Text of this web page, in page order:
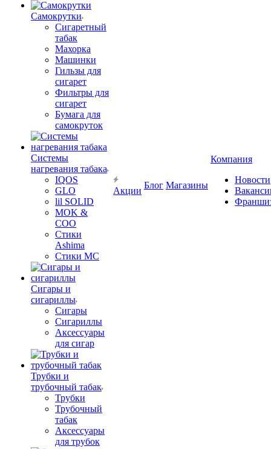
Самокрутки
Сигаретный
табак
Махорка
Машинки
Гильзы для
сигарет
Фильтры для
сигарет
Бумага для
самокруток
Системы
нагревания табака
IQOS
GLO
lil SOLID
MOK &
COO
Стики
Ashima
Стики MC
Сигары и
сигариллы
Сигары
Сигариллы
Аксессуары
для сигар
Трубки и
трубочный табак
Трубки
Трубочный
табак
Аксессуары
для трубок
Акции
Блог Магазины
Компания
Новости